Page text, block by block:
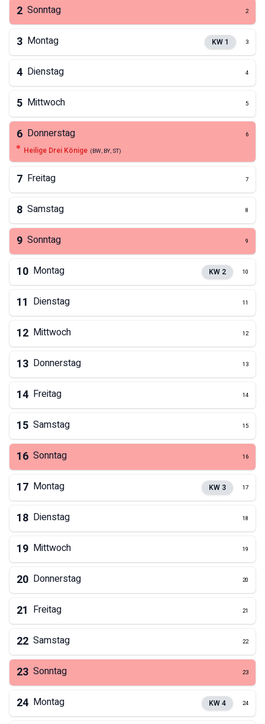
2 Sonntag 2
3 Montag KW 1 3
4 Dienstag 4
5 Mittwoch 5
6 Donnerstag 6
Heilige Drei Könige (BW, BY, ST)
7 Freitag 7
8 Samstag 8
9 Sonntag 9
10 Montag KW 2 10
11 Dienstag 11
12 Mittwoch 12
13 Donnerstag 13
14 Freitag 14
15 Samstag 15
16 Sonntag 16
17 Montag KW 3 17
18 Dienstag 18
19 Mittwoch 19
20 Donnerstag 20
21 Freitag 21
22 Samstag 22
23 Sonntag 23
24 Montag KW4 24